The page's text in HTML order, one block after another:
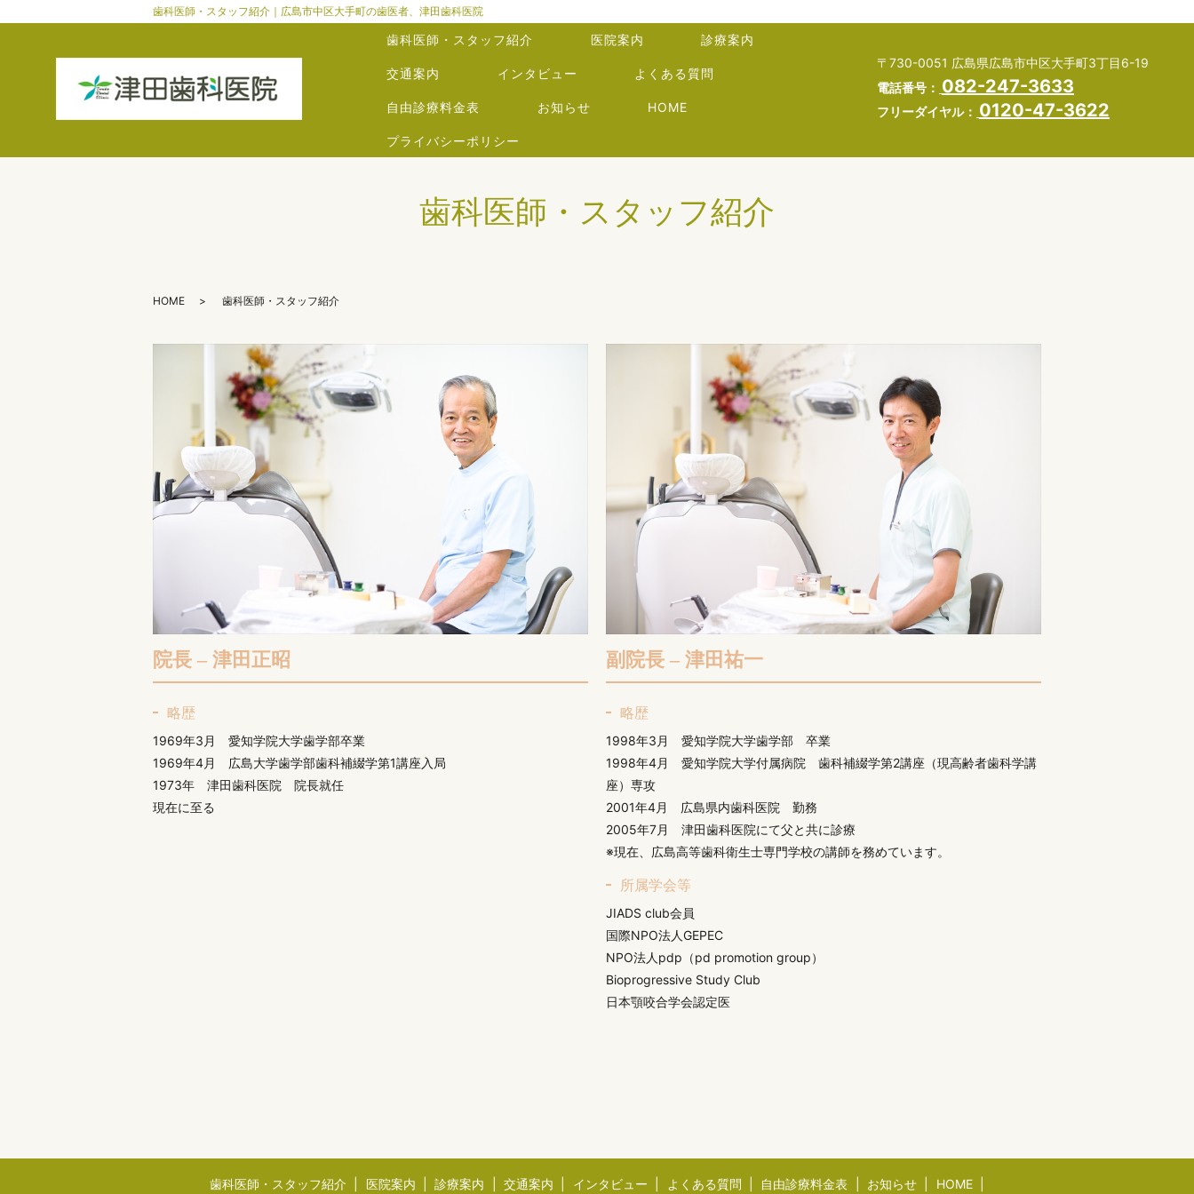
歯科医師・スタッフ紹介｜広島市中区大手町の歯医者、津田歯科医院
歯科医師・スタッフ紹介 医院案内 診療案内
交通案内 インタビュー よくある質問
自由診療料金表 お知らせ HOME
プライバシーポリシー
〒730-0051 広島県広島市中区大手町3丁目6-19
電話番号： 082-247-3633
フリーダイヤル： 0120-47-3622
歯科医師・スタッフ紹介
HOME 歯科医師・スタッフ紹介
院長 – 津田正昭
略歴
1969年3月 愛知学院大学歯学部卒業
1969年4月 広島大学歯学部歯科補綴学第1講座入局
1973年 津田歯科医院 院長就任
現在に至る
副院長 – 津田祐一
略歴
1998年3月 愛知学院大学歯学部 卒業
1998年4月 愛知学院大学付属病院 歯科補綴学第2講座（現高齢者歯科学講
座）専攻
2001年4月 広島県内歯科医院 勤務
2005年7月 津田歯科医院にて父と共に診療
※現在、広島高等歯科衛生士専門学校の講師を務めています。
所属学会等
JIADS club会員
国際NPO法人GEPEC
NPO法人pdp（pd promotion group）
Bioprogressive Study Club
日本顎咬合学会認定医
歯科医師・スタッフ紹介 医院案内 診療案内 交通案内 インタビュー よくある質問 自由診療料金表 お知らせ HOME